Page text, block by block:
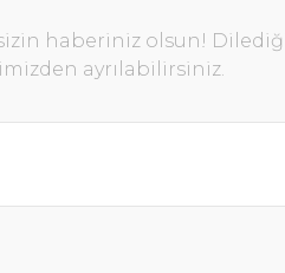
haberiniz olsun!
ayrılabilirsiniz.